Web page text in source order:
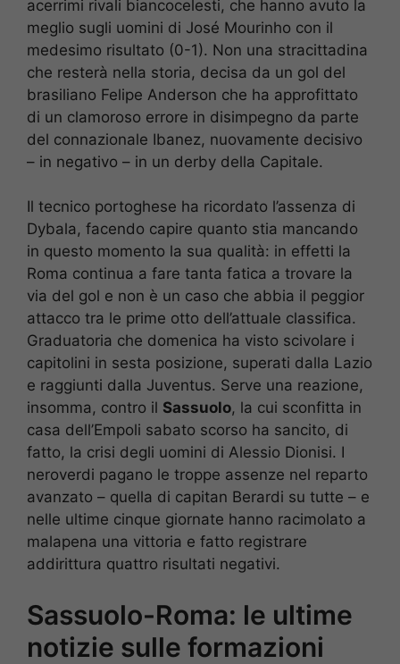
acerrimi rivali biancocelesti, che hanno avuto la
meglio sugli uomini di José Mourinho con il
medesimo risultato (0-1). Non una stracittadina
che resterà nella storia, decisa da un gol del
brasiliano Felipe Anderson che ha approfittato
di un clamoroso errore in disimpegno da parte
del connazionale Ibanez, nuovamente decisivo
– in negativo – in un derby della Capitale.
Il tecnico portoghese ha ricordato l’assenza di
Dybala, facendo capire quanto stia mancando
in questo momento la sua qualità: in effetti la
Roma continua a fare tanta fatica a trovare la
via del gol e non è un caso che abbia il peggior
attacco tra le prime otto dell’attuale classifica.
Graduatoria che domenica ha visto scivolare i
capitolini in sesta posizione, superati dalla Lazio
e raggiunti dalla Juventus. Serve una reazione,
insomma, contro il Sassuolo, la cui sconfitta in
casa dell’Empoli sabato scorso ha sancito, di
fatto, la crisi degli uomini di Alessio Dionisi. I
neroverdi pagano le troppe assenze nel reparto
avanzato – quella di capitan Berardi su tutte – e
nelle ultime cinque giornate hanno racimolato a
malapena una vittoria e fatto registrare
addirittura quattro risultati negativi.
Sassuolo-Roma: le ultime
notizie sulle formazioni